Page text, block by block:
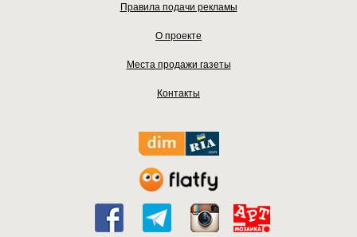
Правила подачи рекламы
О проекте
Места продажи газеты
Контакты